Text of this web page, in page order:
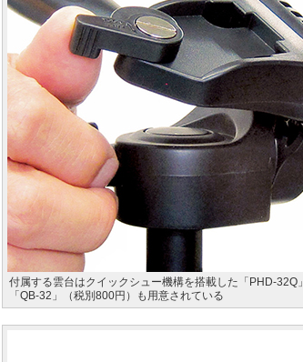
付属する雲台はクイックシュー機構を搭載した「PHD-32Q
「QB-32」（税別800円）も用意されている